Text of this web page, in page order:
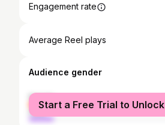
Engagement rate
Average Reel plays
Audience gender
female
male
Start a Free Trial to Unlock